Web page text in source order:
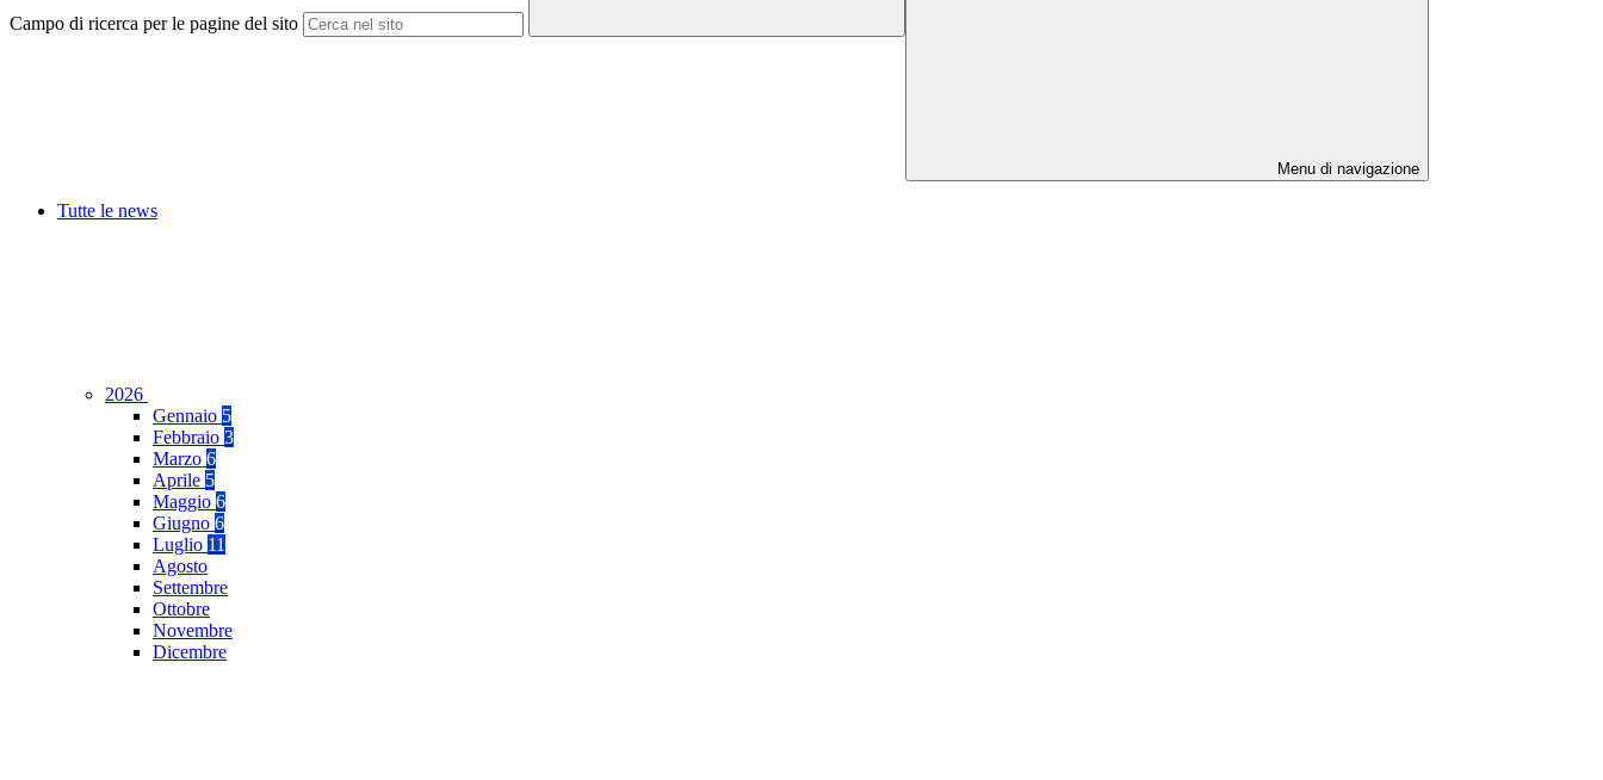
Campo di ricerca per le pagine del sito
Menu di navigazione
Tutte le news
2026
Gennaio 5
Febbraio 3
Marzo 6
Aprile 5
Maggio 6
Giugno 6
Luglio 11
Agosto
Settembre
Ottobre
Novembre
Dicembre